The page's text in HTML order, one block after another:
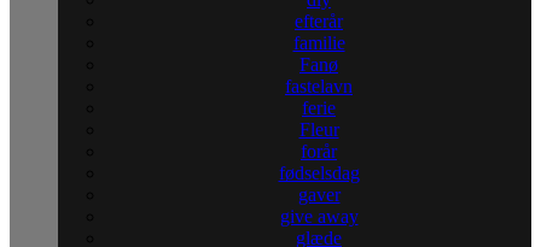
efterår
familie
Fanø
fastelavn
ferie
Fleur
forår
fødselsdag
gaver
give away
glæde